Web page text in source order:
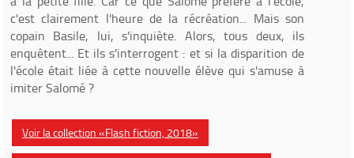
c'est clairement l'heure de la récréation... Mais son
copain Basile, lui, s'inquiète. Alors, tous deux, ils
enquêtent... Et ils s'interrogent : et si la disparition de
l'école était liée à cette nouvelle élève qui s'amuse à
imiter Salomé ?
Voir la collection «Flash fiction, 2018»